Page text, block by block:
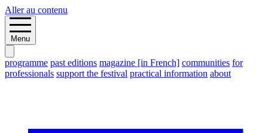
Aller au contenu
Menu
programme past editions magazine [in French] communities for
professionals support the festival practical information about